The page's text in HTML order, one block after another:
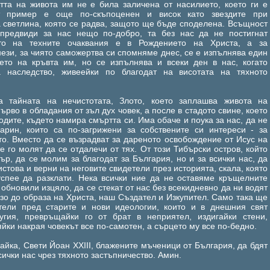
на живота им не е била заличена от насилието, което ги е
пример е още по-скъпоценен и висок като звездите при
светлина, която се радва, защото ще бъде споделена. Всъщност
предвиди за нас нещо по-добро, та без нас да не постигнат
на техните очаквания е в Рождението на Христа, а за
за чиято саможертва си спомняме днес, се е изпълнява един
на кръвта им, но се изпълнява и всеки ден в нас, когато
живеейки по благодат на висотата на тяхното
тайната на нечистотата, Злото, което заплашва живота на
в обладания от зъл дух човек, а после в стадото свине, което
където намира смъртта си. Има обаче и поука за нас, да не
които са по-загрижени за собствените си интереси - за
Вместо да се възрадват за дареното освобождение от Исус на
го молят да се отдалечи от тях. От този Тибърски остров, който
да се молим за благодат за България, но и за всички нас, да
и верни на неговите свидетели през историята, скала, която
да разклати. Нека всички ние да не оставяме кръщелните
изцяло, да се стекат от нас без всекидневно да ни водят
до образа на Христа, наш Създател и Изкупител. Само така ще
пред старите и нови идеологии, които и в днешния свят
превръщайки го от брат в неприятел, издигайки стени,
накрая човекът все по-самотен, а сърцето му все по-бедно.
Свети Йоан XXIII, блажените мъченици от България, да бдят
нас чрез тяхното застъпничество. Амин.